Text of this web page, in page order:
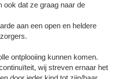
ook dat ze graag naar de
aan een open en heldere
ontplooiing kunnen komen.
wij streven ernaar het